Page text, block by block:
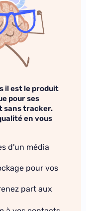
il est le produit
pour ses
sans tracker.
en vous
d'un média
pour vos
part aux